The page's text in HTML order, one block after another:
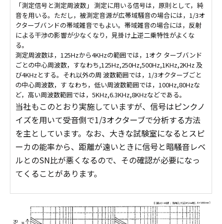
「測定信号と測定周波数」 測定に用いる信号は，原則として，純
音を用いる。ただし，被測定音源が広帯域騒音の場合には，1/3オ
クターブバンドの帯域雑音でもよい。帯域雑音の場合には，反射
による干渉の影響が少なくなり，見掛け上逆二乗特性がよくな
る。
測定周波数は，125Hzから4KHzの範囲では，1オク ターブバンド
ごとの中心周波数，すなわち,125Hz,250Hz,500Hz,1KHz,2KHz 及
び4KHzとする。それ以外の周 波数範囲では，1/3オクターブごと
の中心周波数，す なわち，低い周波数範囲では，100Hz,80Hzな
ど，高い周波数範囲では，5KHz,6.3KHz,8KHzなどである。
当社もこのとおり実施していますが、信号はピンクノ
イズを用いて受音側で1/3オクターブで分析する方法
を主としています。なお、大きな試験室になるとスピ
ーカの能率から、距離が遠いときに信号と暗騒音レベ
ルとのSN比が悪くなるので、その確認が必要になっ
てくることがあります。